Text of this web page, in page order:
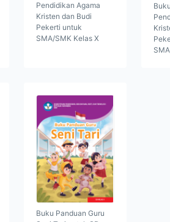
Pendidikan Agama
Kristen dan Budi
Pekerti untuk
SMA/SMK Kelas X
Buku Panduan Guru